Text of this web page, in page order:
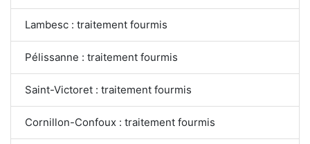
Lambesc : traitement fourmis
Pélissanne : traitement fourmis
Saint-Victoret : traitement fourmis
Cornillon-Confoux : traitement fourmis